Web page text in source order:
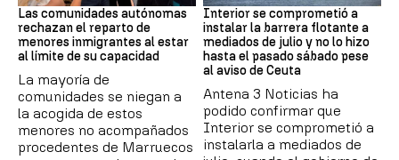
Las comunidades autónomas
rechazan el reparto de
menores inmigrantes al estar
al límite de su capacidad
La mayoría de
comunidades se niegan a
la acogida de estos
menores no acompañados
procedentes de Marruecos
Interior se comprometió a
instalar la barrera flotante a
mediados de julio y no lo hizo
hasta el pasado sábado pese
al aviso de Ceuta
Antena 3 Noticias ha
podido confirmar que
Interior se comprometió a
instalarla a mediados de